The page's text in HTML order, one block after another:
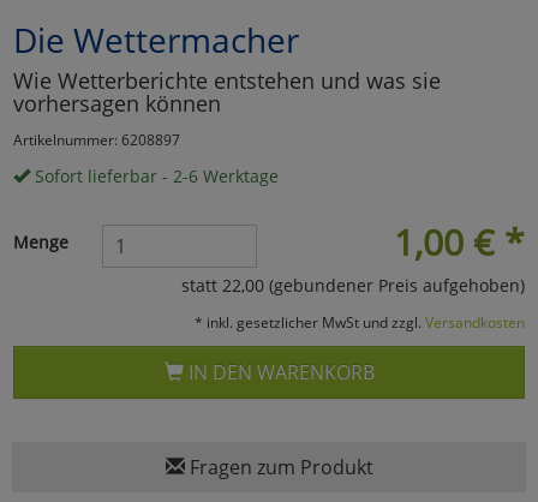
Die Wettermacher
Wie Wetterberichte entstehen und was sie
vorhersagen können
Artikelnummer: 6208897
Sofort lieferbar - 2-6 Werktage
1,00 € *
Menge
statt 22,00 (gebundener Preis aufgehoben)
* inkl. gesetzlicher MwSt und zzgl. Versandkosten
IN DEN WARENKORB
Fragen zum Produkt
Marketing
Umfragetools